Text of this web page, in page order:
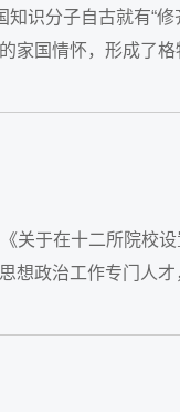
识分子自古就有“
国情怀，形成了
于在十二所院校
政治工作专门人